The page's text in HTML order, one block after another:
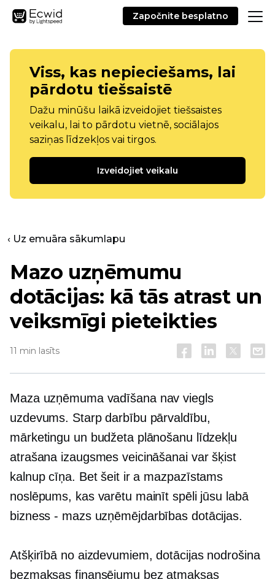
Započnite besplatno
Viss, kas nepieciešams, lai
pārdotu tiešsaistē
Dažu minūšu laikā izveidojiet tiešsaistes
veikalu, lai to pārdotu vietnē, sociālajos
saziņas līdzekļos vai tirgos.
Izveidojiet veikalu
‹ Uz emuāra sākumlapu
Mazo uzņēmumu
dotācijas: kā tās atrast un
veiksmīgi pieteikties
11 min lasīts
Maza uzņēmuma vadīšana nav viegls
uzdevums. Starp darbību pārvaldību,
mārketingu un budžeta plānošanu līdzekļu
atrašana izaugsmes veicināšanai var šķist
kalnup cīņa. Bet šeit ir a mazpazīstams
noslēpums, kas varētu mainīt spēli jūsu labā
bizness - mazsuzņēmējdarbības dotācijas.
Atšķirībā no aizdevumiem, dotācijas nodrošina
bezmaksas finansējumu bez atmaksas